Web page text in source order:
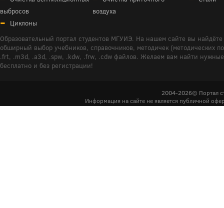
выбросов
воздуха
Циклоны
Образовательный портал студентов МГУИЭ. На нашем сайте вы
обширный выбор учебников, справочников, методичек (методических
.frt, .m3d, .a3d, .spw, .kdw, .frw, .cdw файлов. Желаем вам найти
бесплатно и без регистрации!
2004-2026© Портал
Информация на сайте не является публичной